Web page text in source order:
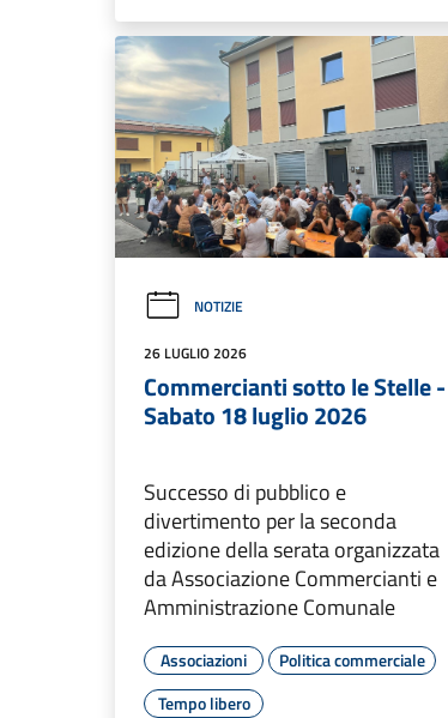
NOTIZIE
26 LUGLIO 2026
Commercianti sotto le Stelle -
Sabato 18 luglio 2026
Successo di pubblico e
divertimento per la seconda
edizione della serata organizzata
da Associazione Commercianti e
Amministrazione Comunale
Associazioni
Politica commerciale
Tempo libero